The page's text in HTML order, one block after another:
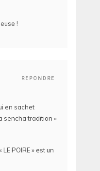
!
REPONDRE
en sachet
sencha tradition »
POIRE » est un